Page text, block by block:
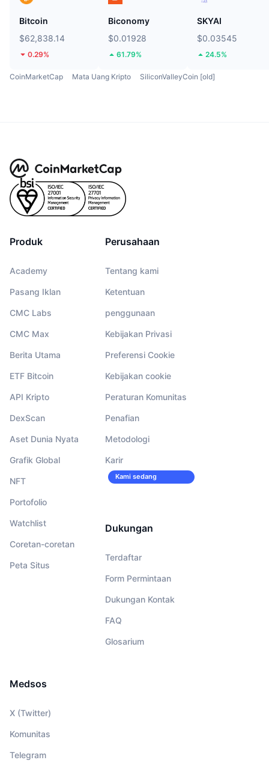
Bitcoin
$62,838.14
0.29%
Biconomy
$0.01928
61.79%
SKYAI
$0.03545
24.5%
CoinMarketCap Mata Uang Kripto SiliconValleyCoin [old]
Produk
Academy
Pasang Iklan
CMC Labs
CMC Max
Berita Utama
ETF Bitcoin
API Kripto
DexScan
Aset Dunia Nyata
Grafik Global
NFT
Portofolio
Watchlist
Coretan-coretan
Peta Situs
Perusahaan
Tentang kami
Ketentuan
penggunaan
Kebijakan Privasi
Preferensi Cookie
Kebijakan cookie
Peraturan Komunitas
Penafian
Metodologi
Karir
Kami sedang
Dukungan
Terdaftar
Form Permintaan
Dukungan Kontak
FAQ
Glosarium
Medsos
X (Twitter)
Komunitas
Telegram